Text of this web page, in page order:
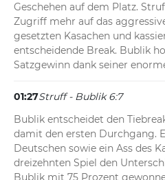
Geschehen auf dem Platz.
Zugriff mehr auf das
gesetzten Kasachen und
entscheidende Break. Bublik
Satzgewinn dank seiner
01:27Struff - Bublik 6:7
Bublik entscheidet den
damit den ersten Durchgang.
Deutschen sowie ein Ass des
dreizehnten Spiel den
Bublik mit 75 Prozent